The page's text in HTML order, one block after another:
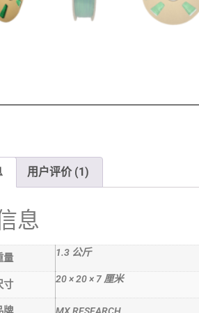
用户评价 (1)
息
量 1.3 公斤
寸 20 × 20 × 7 厘米